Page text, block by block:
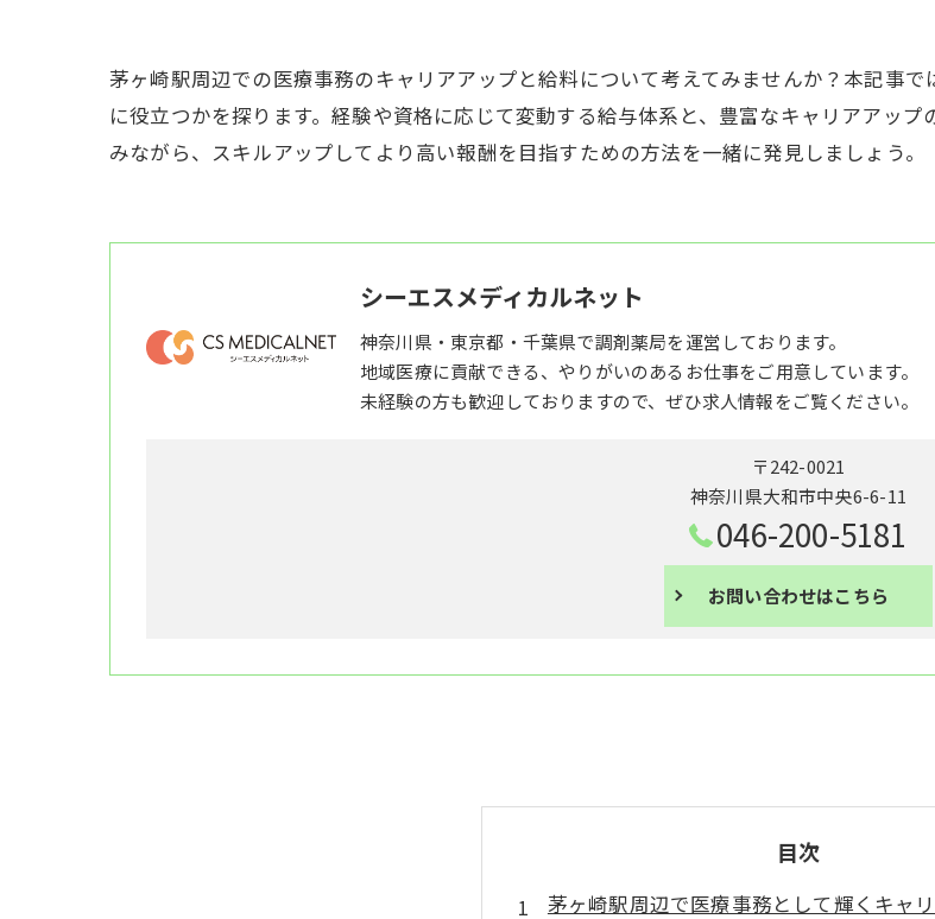
茅ヶ崎駅周辺での医療事務のキャリアアップと給料について考えてみませんか？本記事
に役立つかを探ります。経験や資格に応じて変動する給与体系と、豊富なキャリアアッ
みながら、スキルアップしてより高い報酬を目指すための方法を一緒に発見しましょう。
シーエスメディカルネット
神奈川県・東京都・千葉県で調剤薬局を運営しております。
地域医療に貢献できる、やりがいのあるお仕事をご用意しています。
未経験の方も歓迎しておりますので、ぜひ求人情報をご覧ください。
〒242-0021
神奈川県大和市中央6-6-11
046-200-5181
お問い合わせはこちら
目次
茅ヶ崎駅周辺で医療事務として輝くキャ